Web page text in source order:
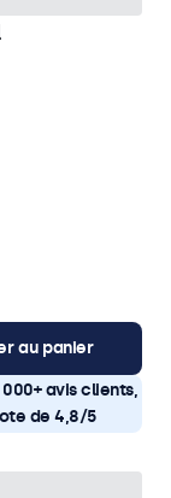
au panier
000+ avis clients,
de 4,8/5